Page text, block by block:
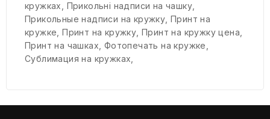
кружках, Прикольні надписи на чашку,
Прикольные надписи на кружку,Принт на
кружке,Принт на кружку,Принт на кружку цена,
Принт на чашках, Фотопечать на кружке,
Сублимация на кружках,